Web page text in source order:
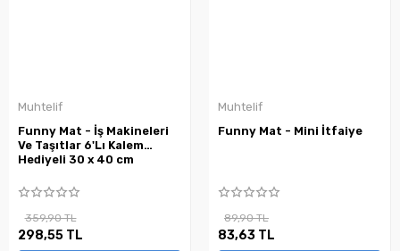
Muhtelif
Funny Mat - İş Makineleri
Ve Taşıtlar 6'Lı Kalem
Hediyeli 30 x 40 cm
359,90 TL
298,55 TL
Muhtelif
Funny Mat - Mini İtfaiye
89,90 TL
83,63 TL